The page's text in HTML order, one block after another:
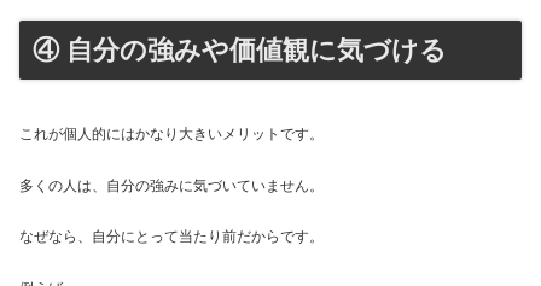
④ 自分の強みや価値観に気づける
これが個人的にはかなり大きいメリットです。
多くの人は、自分の強みに気づいていません。
なぜなら、自分にとって当たり前だからです。